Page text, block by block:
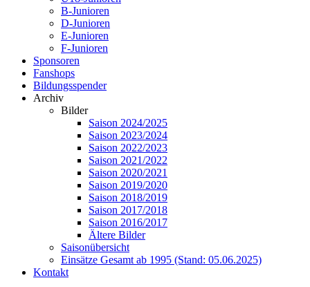
B-Junioren
D-Junioren
E-Junioren
F-Junioren
Sponsoren
Fanshops
Bildungsspender
Archiv
Bilder
Saison 2024/2025
Saison 2023/2024
Saison 2022/2023
Saison 2021/2022
Saison 2020/2021
Saison 2019/2020
Saison 2018/2019
Saison 2017/2018
Saison 2016/2017
Ältere Bilder
Saisonübersicht
Einsätze Gesamt ab 1995 (Stand: 05.06.2025)
Kontakt